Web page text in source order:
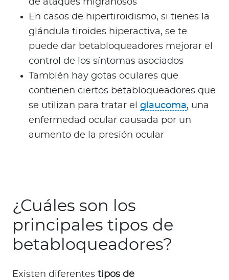
de ataques migrañosos
En casos de hipertiroidismo, si tienes la
glándula tiroides hiperactiva, se te
puede dar betabloqueadores mejorar el
control de los síntomas asociados
También hay gotas oculares que
contienen ciertos betabloqueadores que
se utilizan para tratar el glaucoma, una
enfermedad ocular causada por un
aumento de la presión ocular
¿Cuáles son los
principales tipos de
betabloqueadores?
Existen diferentes tipos de